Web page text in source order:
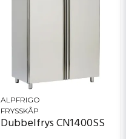
ALPFRIGO
FRYSSKÅP
Dubbelfrys CN1400SS